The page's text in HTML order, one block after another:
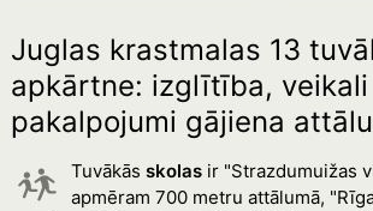
Juglas krastmalas 13
apkārtne: izglītība, veikali
pakalpojumi gājiena
Tuvākās skolasir "Strazdumuižas
apmēram 700 metru attālumā,